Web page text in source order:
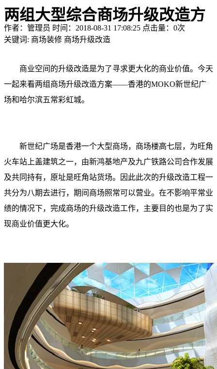
两组大型综合商场升级改造方
案分享
作者：管理员 时间：2018-08-31 17:08:25 点击量： 0次
关键词: 商场装修 商场升级改造
商业空间的升级改造是为了寻求更大化的商业价值。今天
一起来看两组商场升级改造方案——香港的MOKO新世纪广
场和哈尔滨五常彩虹城。
新世纪广场是香港一个大型商场，商场楼高七层，为旺角
火车站上盖建筑之一，由新鸿基地产及九广铁路公司合作发展
及共同持有，原址是旺角站货场。因此此次的升级改造工程一
共分为八期去进行，期间商场照常可以营业。在不影响平常业
绩的情况下，完成商场的升级改造工作，主要目的也是为了实
现商业价值更大化。